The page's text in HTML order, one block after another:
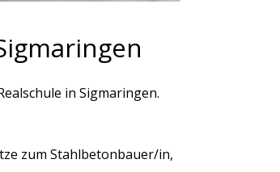
in Sigmaringen.
zum Stahlbetonbauer/in,